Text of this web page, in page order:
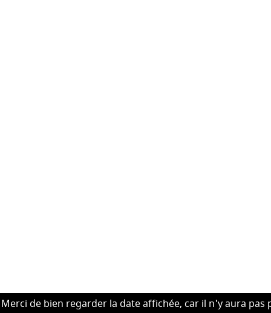
Merci de bien regarder la date affichée, car il n'y aura pas